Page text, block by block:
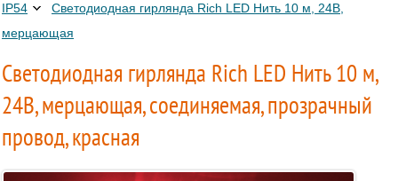
IP54
Светодиодная гирлянда Rich LED Нить 10 м, 24В,
мерцающая
Светодиодная гирлянда Rich LED Нить 10 м,
24В, мерцающая, соединяемая, прозрачный
провод, красная